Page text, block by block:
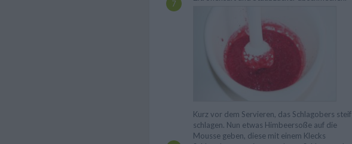
Kurz vor dem Servieren, das Schlagobers steif
schlagen. Nun etwas Himbeersoße auf die
Mousse geben, diese mit einem Klecks